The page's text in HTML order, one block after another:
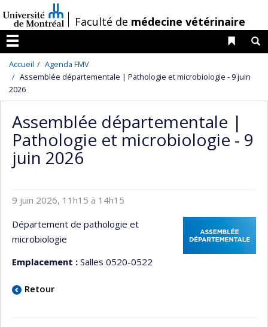
au
contenu
/Faculté de médecine vétérinaire
Menu
Liens
Accueil
Agenda FMV
Assemblée départementale | Pathologie et microbiologie - 9 juin
2026
Assemblée départementale |
Pathologie et microbiologie - 9
juin 2026
9 juin 2026, 11h15 à 14h15
Département de pathologie et
microbiologie
Emplacement : Salles 0520-0522
Retour